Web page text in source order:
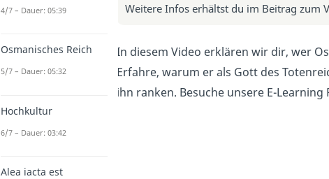
Weitere Infos erhältst du im Beitrag zum
In diesem Video erklären wir dir, wer
Erfahre, warum er als Gott des
ihn ranken. Besuche unsere E-
4/7 – Dauer: 05:39
Osmanisches Reich
5/7 – Dauer: 05:32
Hochkultur
6/7 – Dauer: 03:42
Alea iacta est